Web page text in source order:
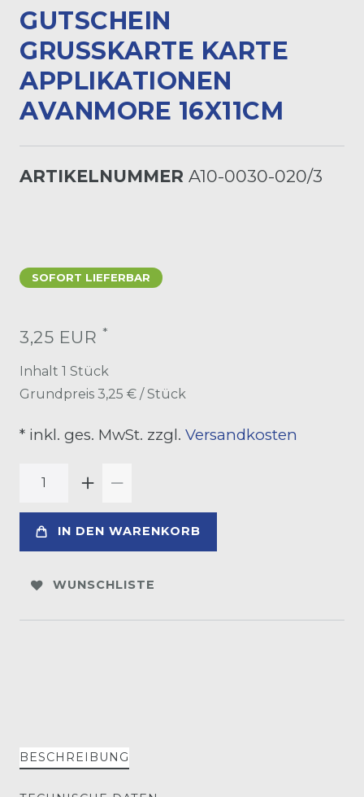
GUTSCHEIN
GRUSSKARTE KARTE A
PPLIKATIONEN A
VANMORE 16X11CM
ARTIKELNUMMER A10-0030-020/3
SOFORT LIEFERBAR
3,25 EUR *
Inhalt 1 Stück
Grundpreis 3,25 € / Stück
* inkl. ges. MwSt. zzgl. Versandkosten
IN DEN WARENKORB
WUNSCHLISTE
BESCHREIBUNG